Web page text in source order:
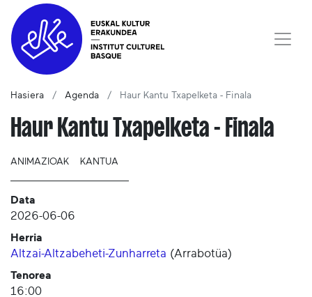
Hasiera Agenda Haur Kantu Txapelketa - Finala
Haur Kantu Txapelketa - Finala
ANIMAZIOAK KANTUA
Data
2026-06-06
Herria
Altzai-Altzabeheti-Zunharreta (Arrabotüa)
Tenorea
16:00